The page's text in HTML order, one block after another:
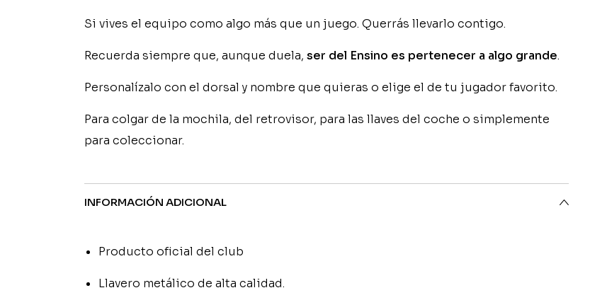
Si vives el equipo como algo más que un juego. Querrás llevarlo contigo.
Recuerda siempre que, aunque duela, ser del Ensino es pertenecer a algo grande.
Personalízalo con el dorsal y nombre que quieras o elige el de tu jugador favorito.
Para colgar de la mochila, del retrovisor, para las llaves del coche o simplemente
para coleccionar.
INFORMACIÓN ADICIONAL
Producto oficial del club
Llavero metálico de alta calidad.